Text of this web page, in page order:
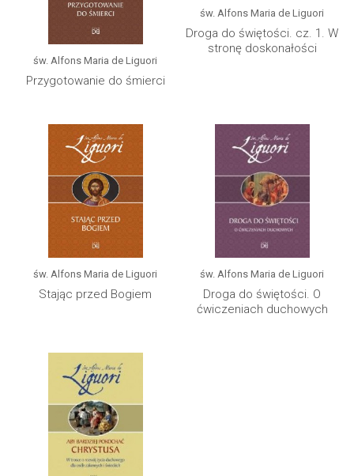
św. Alfons Maria de Liguori
Przygotowanie do śmierci
św. Alfons Maria de Liguori
Droga do świętości. cz. 1. W
stronę doskonałości
św. Alfons Maria de Liguori
Stając przed Bogiem
św. Alfons Maria de Liguori
Droga do świętości. O
ćwiczeniach duchowych